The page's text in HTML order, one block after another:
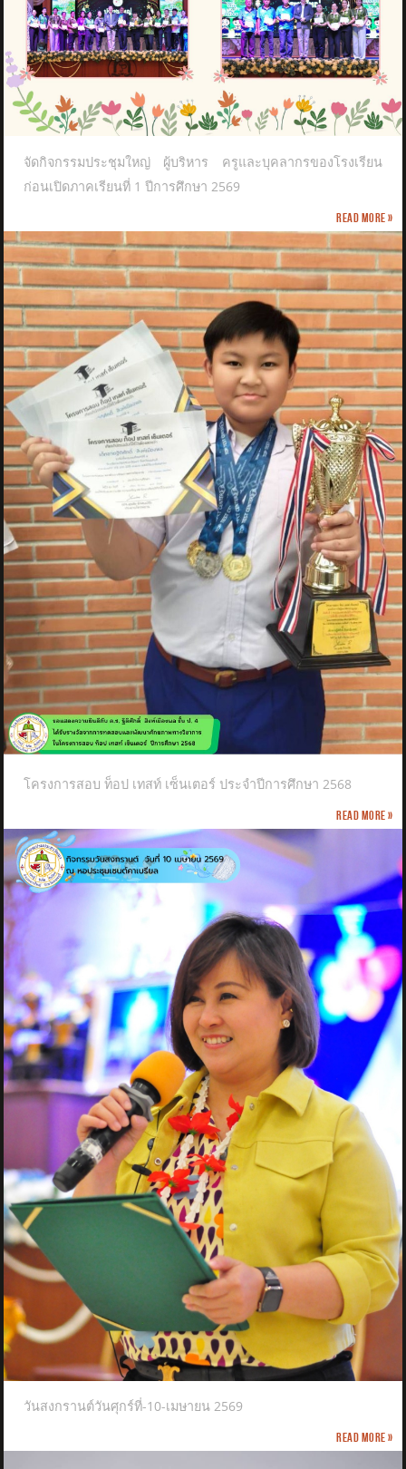
จัดกิจกรรมประชุมใหญ่ ผู้บริหาร ครูและบุคลากรของโรงเรียน
ก่อนเปิดภาคเรียนที่ 1 ปีการศึกษา 2569
Read more »
โครงการสอบ ท็อป เทสท์ เซ็นเตอร์ ประจำปีการศึกษา 2568
Read more »
วันสงกรานต์วันศุกร์ที่-10-เมษายน 2569
Read more »